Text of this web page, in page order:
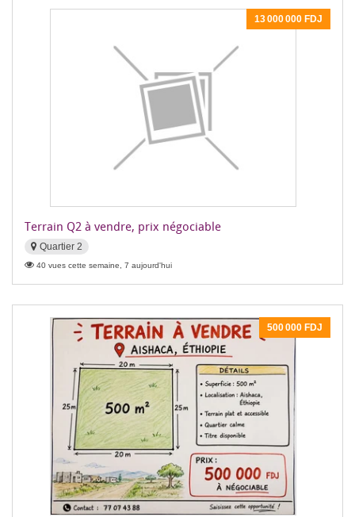
13 000 000 FDJ
Terrain Q2 à vendre, prix négociable
Quartier 2
40 vues cette semaine, 7 aujourd'hui
500 000 FDJ